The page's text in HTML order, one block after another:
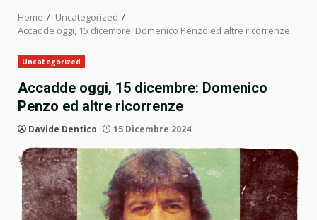
Home
Uncategorized
Accadde oggi, 15 dicembre: Domenico Penzo ed altre ricorrenze
Uncategorized
Accadde oggi, 15 dicembre: Domenico
Penzo ed altre ricorrenze
Davide Dentico 15 Dicembre 2024